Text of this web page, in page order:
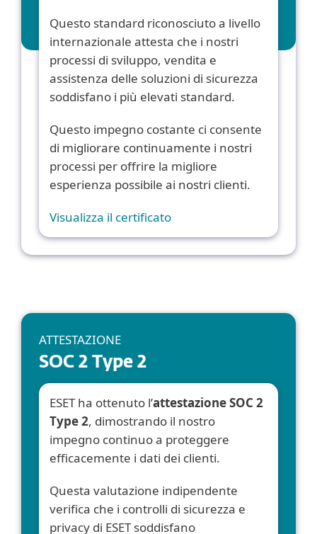
Questo standard riconosciuto a livello
internazionale attesta che i nostri
processi di sviluppo, vendita e
assistenza delle soluzioni di sicurezza
soddisfano i più elevati standard.
Questo impegno costante ci consente
di migliorare continuamente i nostri
processi per offrire la migliore
esperienza possibile ai nostri clienti.
Visualizza il certificato
ATTESTAZIONE
SOC 2 Type 2
ESET ha ottenuto l’attestazione SOC 2
Type 2, dimostrando il nostro
impegno continuo a proteggere
efficacemente i dati dei clienti.
Questa valutazione indipendente
verifica che i controlli di sicurezza e
privacy di ESET soddisfano